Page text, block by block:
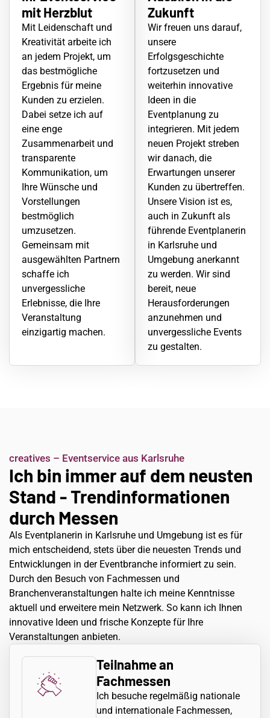
mit Herzblut
Mit Leidenschaft und
Kreativität arbeite ich
an jedem Projekt, um
das bestmögliche
Ergebnis für meine
Kunden zu erzielen.
Dabei setze ich auf
eine enge
Zusammenarbeit und
transparente
Kommunikation, um
Ihre Wünsche und
Vorstellungen
bestmöglich
umzusetzen.
Gemeinsam mit
ausgewählten Partnern
schaffe ich
unvergessliche
Erlebnisse, die Ihre
Veranstaltung
einzigartig machen.
Zukunft
Wir freuen uns darauf,
unsere
Erfolgsgeschichte
fortzusetzen und
weiterhin innovative
Ideen in die
Eventplanung zu
integrieren. Mit jedem
neuen Projekt streben
wir danach, die
Erwartungen unserer
Kunden zu übertreffen.
Unsere Vision ist es,
auch in Zukunft als
führende Eventplanerin
in Karlsruhe und
Umgebung anerkannt
zu werden. Wir sind
bereit, neue
Herausforderungen
anzunehmen und
unvergessliche Events
zu gestalten.
creatives – Eventservice aus Karlsruhe
Ich bin immer auf dem neusten
Stand - Trendinformationen
durch Messen
Als Eventplanerin in Karlsruhe und Umgebung ist es für
mich entscheidend, stets über die neuesten Trends und
Entwicklungen in der Eventbranche informiert zu sein.
Durch den Besuch von Fachmessen und
Branchenveranstaltungen halte ich meine Kenntnisse
aktuell und erweitere mein Netzwerk. So kann ich Ihnen
innovative Ideen und frische Konzepte für Ihre
Veranstaltungen anbieten.
Teilnahme an
Fachmessen
Ich besuche regelmäßig nationale
und internationale Fachmessen,